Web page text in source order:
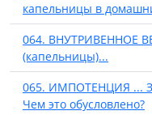
капельницы в
064. ВНУТРИВЕННОЕ
(капельницы)...
065. ИМПОТЕНЦИЯ ...
Чем это обусловлено?